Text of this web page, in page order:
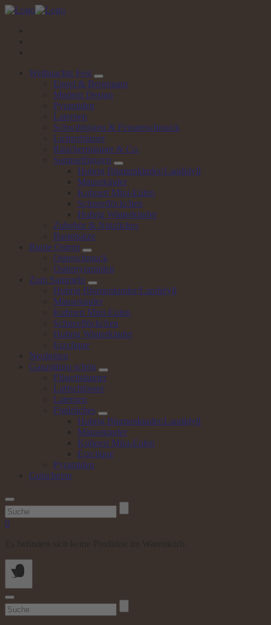
Springe
Weihnachts Fest
Engel & Bergmann
Modern Design
Pyramiden
Laternen
Schwibbögen & Fensterschmuck
Lichterhäuser
Räuchermänner & Co.
Sammelfiguren
Hubrig Blumenkinder/Landidyll
Mäusekinder
Kuhnert Mini-Eulen
Schneeflöckchen
Hubrig Winterkinder
Zubehör & Nützliches
Bastelsätze
Bunte Ostern
Osterschmuck
Osterpyramiden
Zum Sammeln
Hubrig Blumenkinder/Landidyll
Mäusekinder
Kuhnert Mini-Eulen
Schneeflöckchen
Hubrig Winterkinder
Erzclique
Neuheiten
Ganzjährig schön
Flügelträumer
Luftschlösser
Laternen
Figürliches
Hubrig Blumenkinder/Landidyll
Mäusekinder
Kuhnert Mini-Eulen
Erzclique
Pyramiden
Gutscheine
Suchen
nach:
0
Suchen
nach: